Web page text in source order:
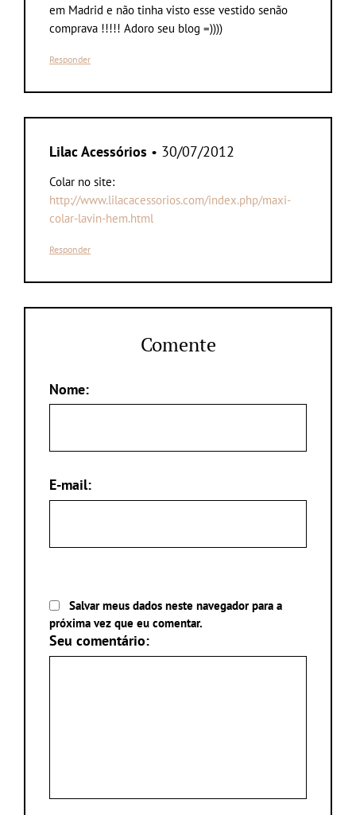
em Madrid e não tinha visto esse vestido senão
comprava !!!!! Adoro seu blog =))))
Responder
Lilac Acessórios • 30/07/2012
Colar no site:
http://www.lilacacessorios.com/index.php/maxi-
colar-lavin-hem.html
Responder
Comente
Nome:
E-mail:
Salvar meus dados neste navegador para a
próxima vez que eu comentar.
Seu comentário: